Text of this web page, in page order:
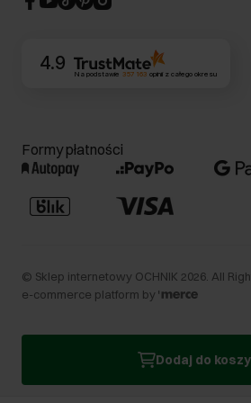
Dodaj do
4.9
Na podstawie 357 163 opinii z całego okresu
Formy płatności
© Sklep internetowy OCHNIK 2026 . All
e-commerce platform by